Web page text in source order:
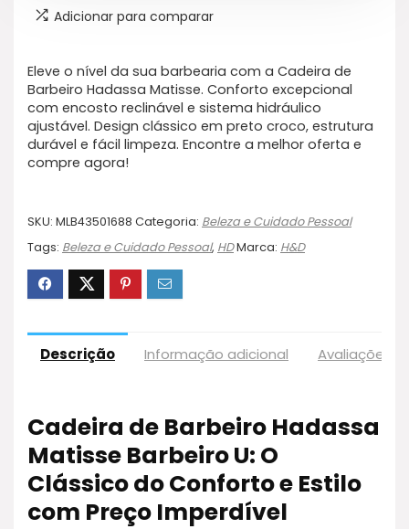
Adicionar para comparar
Eleve o nível da sua barbearia com a Cadeira de
Barbeiro Hadassa Matisse. Conforto excepcional
com encosto reclinável e sistema hidráulico
ajustável. Design clássico em preto croco, estrutura
durável e fácil limpeza. Encontre a melhor oferta e
compre agora!
SKU: MLB43501688 Categoria: Beleza e Cuidado Pessoal
Tags: Beleza e Cuidado Pessoal, HDMarca: H&D
Descrição Informação adicional Avaliações
Cadeira de Barbeiro Hadassa
Matisse Barbeiro U: O
Clássico do Conforto e Estilo
com Preço Imperdível